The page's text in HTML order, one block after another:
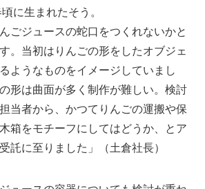
に生まれたそう。
ごジュースの蛇口をつくれないかと
。当初はりんごの形をしたオブジェ
ようなものをイメージしていまし
形は曲面が多く制作が難しい。検討
当者から、かつてりんごの運搬や保
箱をモチーフにしてはどうか、とア
託に至りました」（土倉社長）